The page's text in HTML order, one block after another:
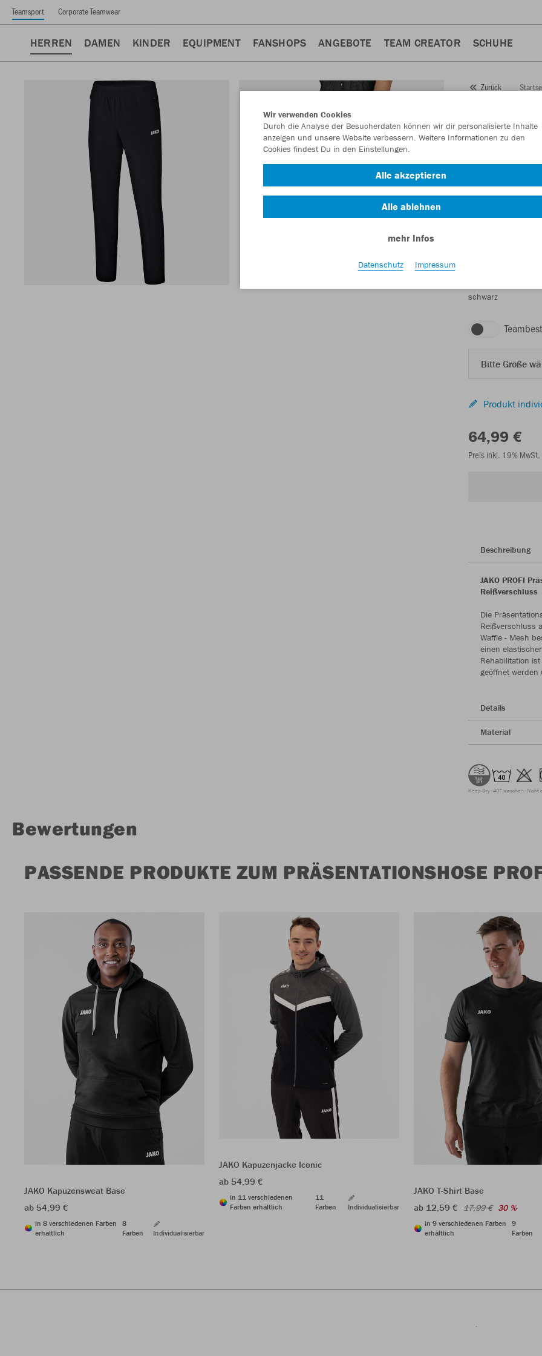
Teamsport Corporate Teamwear
HERREN DAMEN KINDER EQUIPMENT FANSHOPS ANGEBOTE TEAM CREATOR SCHUHE
Zurück
Profi
Lust auf 30%
schwarz
Bitte Größe
Produkt
64,99 €
Preis inkl. 19% MwSt.
Beschreibung
JAKO PROFI
Reißverschluss
Die
Reißverschluss
Waffle - Mesh
einen
Rehabilitation
geöffnet
Details
Material
Keep Dry 40° waschen Nicht
Bewertungen
PASSENDE PRODUKTE ZUM PRÄSENTATIONSHOSE
JAKO Kapuzensweat Base
ab 54,99 €
in 8 verschiedenen Farben
erhältlich
8
Farben
Individualisierbar
JAKO Kapuzenjacke Iconic
ab 54,99 €
in 11 verschiedenen
Farben erhältlich
11
Farben
Individualisierbar
JAKO T-Shirt Base
ab 12,59 € 17,99 € 30 %
in 9 verschiedenen Farben
erhältlich
9
Farben
Wir verwenden Cookies
Durch die Analyse der Besucherdaten können wir dir personalisierte Inhalte
anzeigen und unsere Website verbessern. Weitere Informationen zu den
Cookies findest Du in den Einstellungen.
Alle akzeptieren
Alle ablehnen
mehr Infos
Datenschutz Impressum